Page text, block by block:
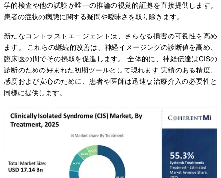
学的検査や他の試験が唯一の推論の視覚的証拠を直接提供します。
患者の症状の病態に関する疑問や曖昧さを取り除きます。
新たなコントラストエージェントは、さらなる損害の可視性を高め
ます。 これらの継続的改善は、神経イメージングの診断値を高め、
臨床医の間でその摂取を促進します。 全体的に、神経伝達はCISの
診断のための好まれた初期ツールとして現れます 実績のある精度、
感度および安心のために、患者や医師は迅速な治療介入の必要性と
同様に提供します。